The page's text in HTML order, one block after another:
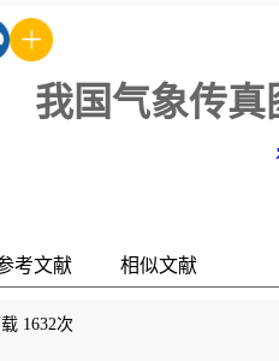
我国气象传
考文献 相似文献
1632次